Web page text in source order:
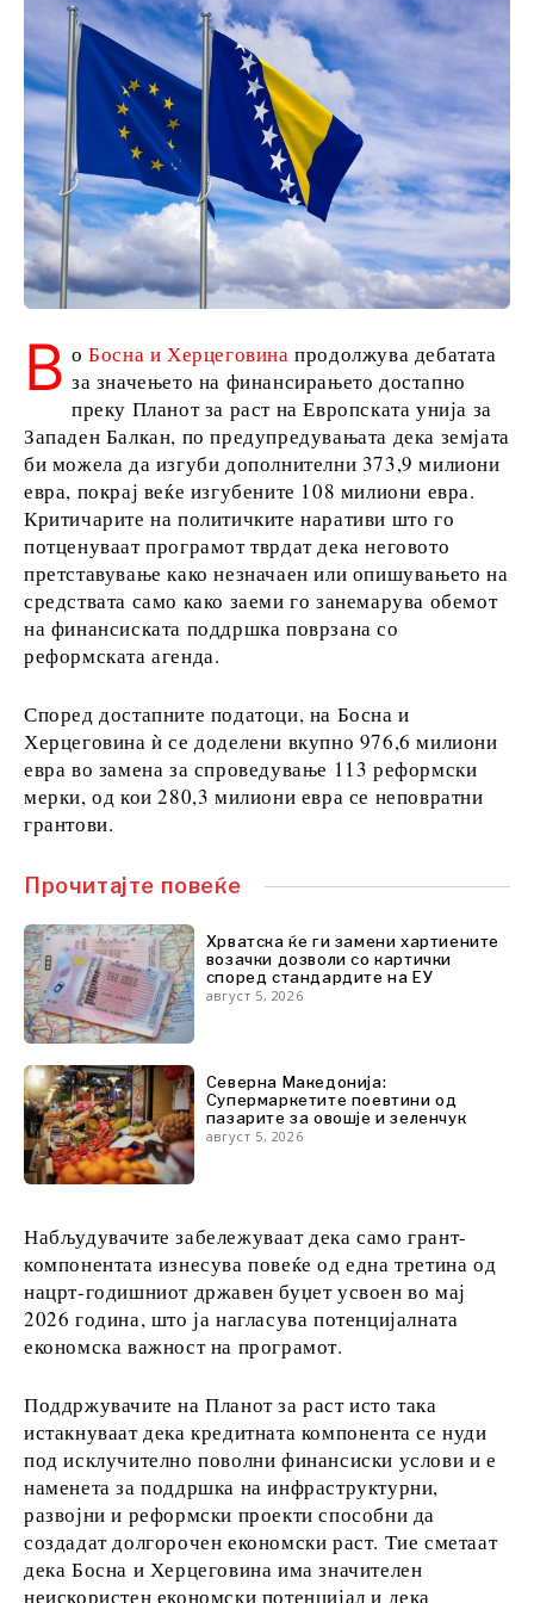
Македонија
Србија
Словенија
Бизнис и
економија
Бизнис
приказни
Земјоделство
Индустрија
Градежништво
Енергија
Животна
средина
Финансии
FMCG
Наука
Рударство
Малопродажба
Одржливост
Телекомуникации
Туризам
Транспорт
Трговија
Анализи
Интервју
Мислење
Свет
Откриј
Настани
Култура
Спорт
Lifestyle
Пијалаци
Western
Balkans
2030
В оБосна и Херцеговинапродолжува дебатата
за значењето на финансирањето достапно
преку Планот за раст на Европската унија за
Западен Балкан, по предупредувањата дека земјата
би можела да изгуби дополнителни 373,9 милиони
евра, покрај веќе изгубените 108 милиони евра.
Критичарите на политичките наративи што го
потценуваат програмот тврдат дека неговото
претставување како незначаен или опишувањето на
средствата само како заеми го занемарува обемот
на финансиската поддршка поврзана со
реформската агенда.
Според достапните податоци, на Босна и
Херцеговина ѝ се доделени вкупно 976,6 милиони
евра во замена за спроведување 113 реформски
мерки, од кои 280,3 милиони евра се неповратни
грантови.
Прочитајте повеќе
Хрватска ќе ги замени хартиените
возачки дозволи со картички
според стандардите на ЕУ
август 5, 2026
Северна Македонија:
Супермаркетите поевтини од
пазарите за овошје и зеленчук
август 5, 2026
Набљудувачите забележуваат дека само грант-
компонентата изнесува повеќе од една третина од
нацрт-годишниот државен буџет усвоен во мај
2026 година, што ја нагласува потенцијалната
економска важност на програмот.
Поддржувачите на Планот за раст исто така
истакнуваат дека кредитната компонента се нуди
под исклучително поволни финансиски услови и е
наменета за поддршка на инфраструктурни,
развојни и реформски проекти способни да
создадат долгорочен економски раст. Тие сметаат
дека Босна и Херцеговина има значителен
неискористен економски потенцијал и дека